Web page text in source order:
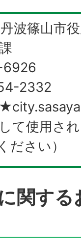
波篠山市
6926
2332
て使用さ
ださい）
関する